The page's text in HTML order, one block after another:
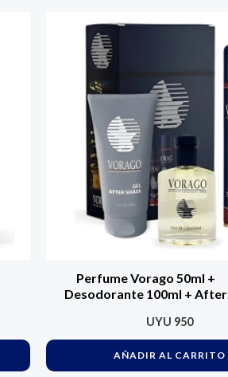
Perfume Vorago 50ml +
Desodorante 100ml + After
UYU 950
AÑADIR AL CARRITO